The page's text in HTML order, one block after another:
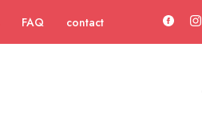
FAQ contact